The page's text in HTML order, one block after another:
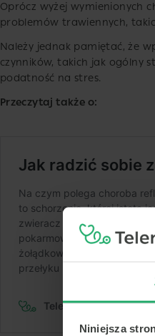
Niniejsza
Oprócz wyżej wymienionych
problemów trawiennych,
Należy jednak pamiętać, że
czynników, takich jak ogólny
podatność na stres.
Przeczytaj także o: